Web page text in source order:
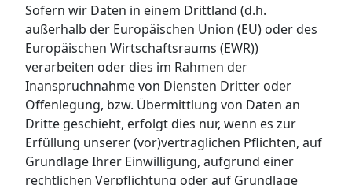
Sofern wir Daten in einem Drittland (d.h.
außerhalb der Europäischen Union (EU) oder des
Europäischen Wirtschaftsraums (EWR))
verarbeiten oder dies im Rahmen der
Inanspruchnahme von Diensten Dritter oder
Offenlegung, bzw. Übermittlung von Daten an
Dritte geschieht, erfolgt dies nur, wenn es zur
Erfüllung unserer (vor)vertraglichen Pflichten, auf
Grundlage Ihrer Einwilligung, aufgrund einer
rechtlichen Verpflichtung oder auf Grundlage